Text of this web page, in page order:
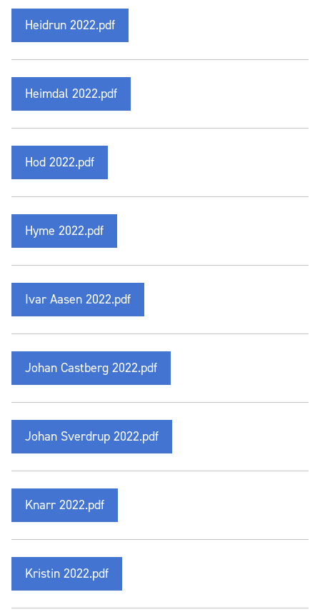
Heidrun 2022.pdf
Heimdal 2022.pdf
Hod 2022.pdf
Hyme 2022.pdf
Ivar Aasen 2022.pdf
Johan Castberg 2022.pdf
Johan Sverdrup 2022.pdf
Knarr 2022.pdf
Kristin 2022.pdf